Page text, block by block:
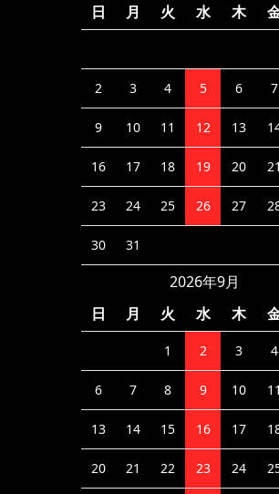
日 月 火 水 木
2 3 4 5 6 7
9 10 11 12 13
16 17 18 19 20 21
23 24 25 26 27
30 31
2026年9月
日
月 火 水 木
1 2 3 4
6 7 8 9 10 11
13 14 15 16 17
20 21 22 23 24